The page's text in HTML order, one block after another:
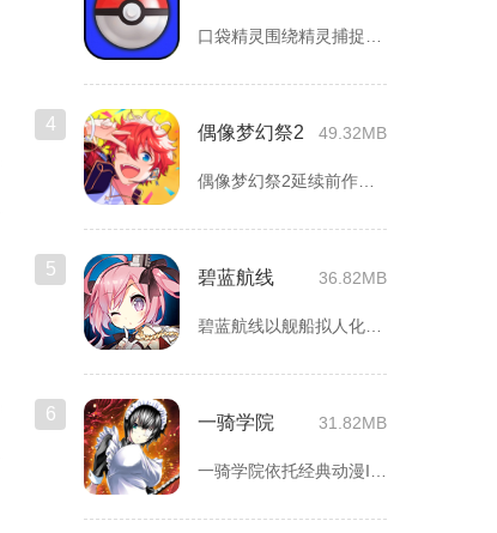
口袋精灵围绕精灵捕捉、养成、回合对战搭建完整冒险体系，玩家化...
4 偶像梦幻祭2 49.32MB
偶像梦幻祭2延续前作完整世界观，玩家以制作人身份陪伴49位少...
5 碧蓝航线 36.82MB
碧蓝航线以舰船拟人化为核心载体，将各类历史战舰塑造成风格各异...
6 一骑学院 31.82MB
一骑学院依托经典动漫IP改编，把三国武将化身学院少女角色，主...